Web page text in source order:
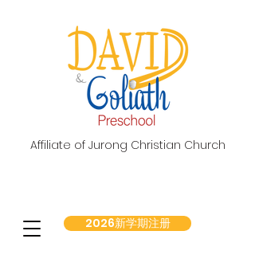
Affiliate of Jurong Christian Church
2026新学期注册